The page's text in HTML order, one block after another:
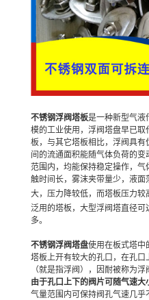
不锈钢浮阀塔板是一种新型气液
模的工业使用，浮阀塔盘早已
板，与其它塔板相比，浮阀具
间的流通面积能随气体负荷的
范围内，均能保持稳定操作，
触时间长，雾沫夹带量少，液
大，压力降较低，而塔板压力较
泛用的塔板，大型浮阀塔直径可
多。
不锈钢浮阀塔盘使用在板式塔中
塔板上开有较大的孔口，在孔
（就是指浮阀），因耐被称为浮
由于孔口上下的阀片可随气速大
气量范围内可保持阀孔气速几